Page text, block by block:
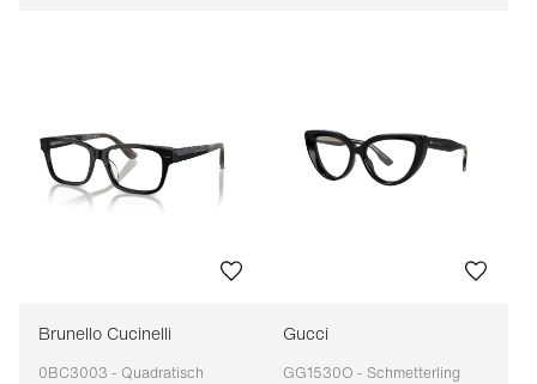
Brunello Cucinelli
0BC3003 - Quadratisch
Gucci
GG1530O - Schmetterling